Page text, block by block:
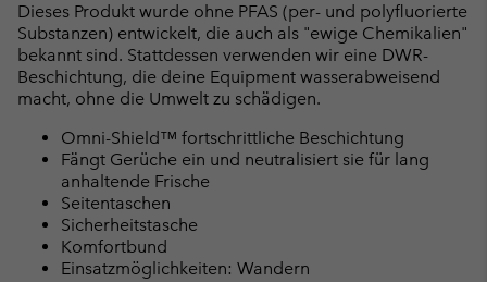
Dieses Produkt wurde ohne PFAS (per- und polyfluorierte
Substanzen) entwickelt, die auch als "ewige Chemikalien"
bekannt sind. Stattdessen verwenden wir eine DWR-
Beschichtung, die deine Equipment wasserabweisend
macht, ohne die Umwelt zu schädigen.
Omni-Shield™ fortschrittliche Beschichtung
Fängt Gerüche ein und neutralisiert sie für lang
anhaltende Frische
Seitentaschen
Sicherheitstasche
Komfortbund
Einsatzmöglichkeiten: Wandern